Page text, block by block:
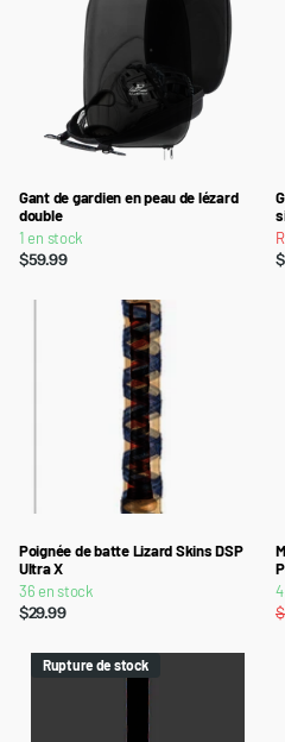
Gant de gardien en peau de lézard
double
1 en stock
$59.99
Poignée de batte Lizard Skins DSP
Ultra X
36 en stock
$29.99
Rupture de stock